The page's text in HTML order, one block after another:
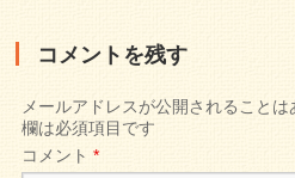
コメントを残す
メールアドレスが公開されることは
欄は必須項目です
コメント*